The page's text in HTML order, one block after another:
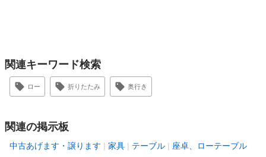
関連キーワード検索
ロー 折りたたみ 奥行き
関連の掲示板
中古あげます・譲ります 家具 テーブル 座卓、ローテーブル